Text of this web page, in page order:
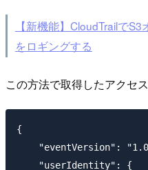
【新機能】CloudTrailで
をロギングする
この方法で取得したアクセ
{
"eventVersion":
    "userIdentity": {